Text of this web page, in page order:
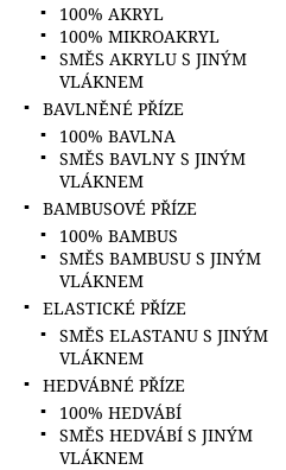
100% AKRYL
100% MIKROAKRYL
SMĚS AKRYLU S JINÝM
VLÁKNEM
BAVLNĚNÉ PŘÍZE
100% BAVLNA
SMĚS BAVLNY S JINÝM
VLÁKNEM
BAMBUSOVÉ PŘÍZE
100% BAMBUS
SMĚS BAMBUSU S JINÝM
VLÁKNEM
ELASTICKÉ PŘÍZE
SMĚS ELASTANU S JINÝM
VLÁKNEM
HEDVÁBNÉ PŘÍZE
100% HEDVÁBÍ
SMĚS HEDVÁBÍ S JINÝM
VLÁKNEM